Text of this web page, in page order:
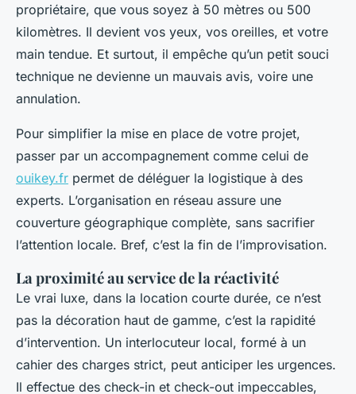
propriétaire, que vous soyez à 50 mètres ou 500
kilomètres. Il devient vos yeux, vos oreilles, et votre
main tendue. Et surtout, il empêche qu’un petit souci
technique ne devienne un mauvais avis, voire une
annulation.
Pour simplifier la mise en place de votre projet,
passer par un accompagnement comme celui de
ouikey.fr permet de déléguer la logistique à des
experts. L’organisation en réseau assure une
couverture géographique complète, sans sacrifier
l’attention locale. Bref, c’est la fin de l’improvisation.
La proximité au service de la réactivité
Le vrai luxe, dans la location courte durée, ce n’est
pas la décoration haut de gamme, c’est la rapidité
d’intervention. Un interlocuteur local, formé à un
cahier des charges strict, peut anticiper les urgences.
Il effectue des check-in et check-out impeccables,